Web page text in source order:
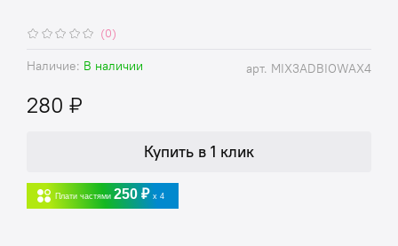
(0)
арт. MIX3ADBIOWAX4
Наличие: В наличии
280 ₽
Купить в 1 клик
Плати частями 250 ₽ x 4